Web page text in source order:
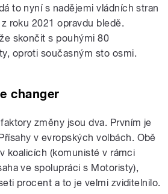
to nyní s nadějemi vládních stran
roku 2021 opravdu bledě.
skončit s pouhými 80
oproti současným sto osmi.
changer
změny jsou dva. Prvním je
v evropských volbách. Obě
koalicích (komunisté v rámci
ve spolupráci s Motoristy),
procent a to je velmi zviditelnilo.